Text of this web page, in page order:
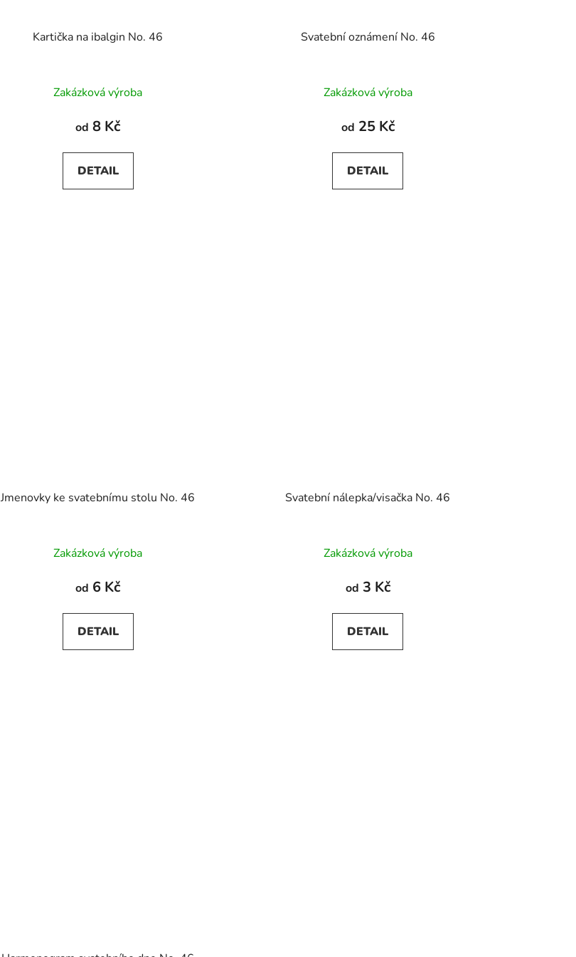
Kartička na ibalgin No. 46
Zakázková výroba
od 8 Kč
DETAIL
Svatební oznámení No. 46
hodnocení
produktu
5,0
z
Zakázková výroba
od 25 Kč
DETAIL
Jmenovky ke svatebnímu stolu No. 46
Zakázková výroba
od 6 Kč
DETAIL
Svatební nálepka/visačka No. 46
Zakázková výroba
od 3 Kč
DETAIL